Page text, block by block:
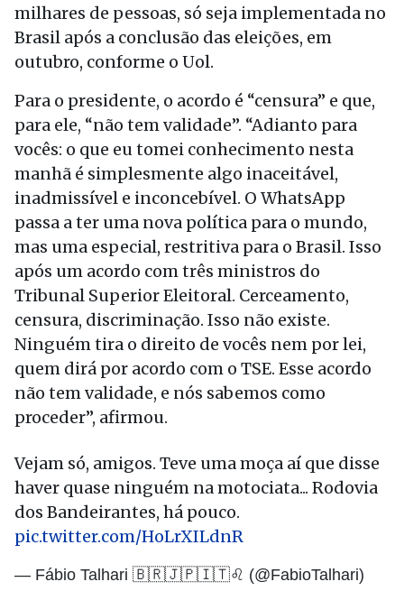
milhares de pessoas, só seja implementada no
Brasil após a conclusão das eleições, em
outubro, conforme o Uol.
Para o presidente, o acordo é “censura” e que,
para ele, “não tem validade”. “Adianto para
vocês: o que eu tomei conhecimento nesta
manhã é simplesmente algo inaceitável,
inadmissível e inconcebível. O WhatsApp
passa a ter uma nova política para o mundo,
mas uma especial, restritiva para o Brasil. Isso
após um acordo com três ministros do
Tribunal Superior Eleitoral. Cerceamento,
censura, discriminação. Isso não existe.
Ninguém tira o direito de vocês nem por lei,
quem dirá por acordo com o TSE. Esse acordo
não tem validade, e nós sabemos como
proceder”, afirmou.
Vejam só, amigos. Teve uma moça aí que disse
haver quase ninguém na motociata... Rodovia
dos Bandeirantes, há pouco.
pic.twitter.com/HoLrXILdnR
— Fábio Talhari 🇧🇷🇯🇵🇮🇹♌ (@FabioTalhari)